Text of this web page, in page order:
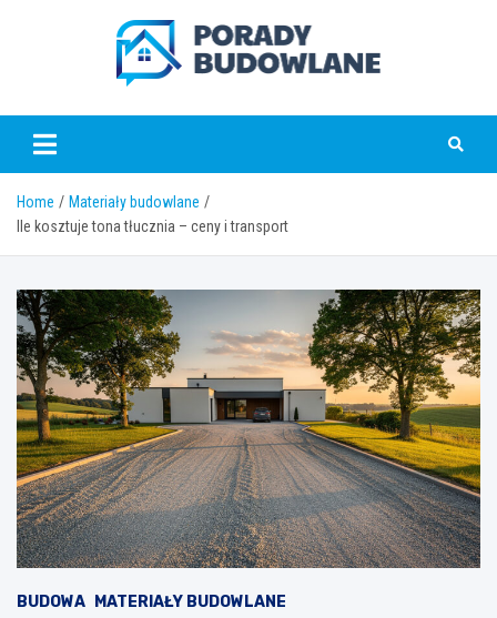
poradybudowlane.pl
Home
Materiały budowlane
Ile kosztuje tona tłucznia – ceny i transport
BUDOWA MATERIAŁY BUDOWLANE